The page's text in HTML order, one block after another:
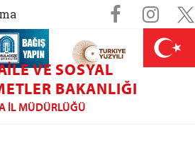
Sosyal
sekmede açılır)
On Yılı (yeni sekmede açılır)
Darülaceze bağış sayfası (yeni
VE SOSYAL
BAKANLIĞI
İL MÜDÜRLÜĞÜ